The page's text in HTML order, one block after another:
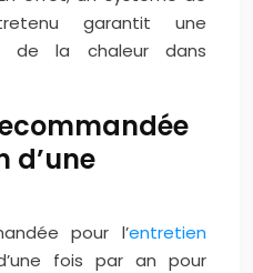
garantit une
de la chaleur dans
d’une
pour l’entretien
fois par an pour